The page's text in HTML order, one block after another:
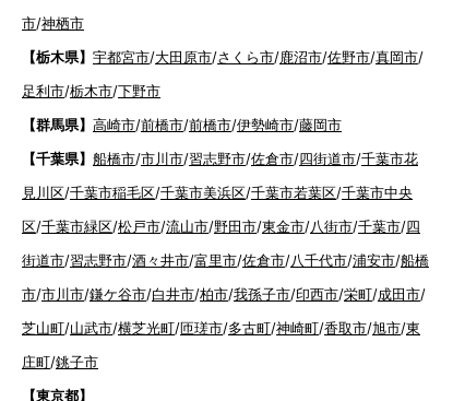
市/神栖市
【栃木県】 宇都宮市/大田原市/さくら市/鹿沼市/佐野市/真岡市/
足利市/栃木市/下野市
【群馬県】 高崎市/前橋市/前橋市/伊勢崎市/藤岡市
【千葉県】 船橋市/市川市/習志野市/佐倉市/四街道市/千葉市花
見川区/千葉市稲毛区/千葉市美浜区/千葉市若葉区/千葉市中央
区/千葉市緑区/松戸市/流山市/野田市/東金市/八街市/千葉市/四
街道市/習志野市/酒々井市/富里市/佐倉市/八千代市/浦安市/船橋
市/市川市/鎌ケ谷市/白井市/柏市/我孫子市/印西市/栄町/成田市/
芝山町/山武市/横芝光町/匝瑳市/多古町/神崎町/香取市/旭市/東
庄町/銚子市
【東京都】